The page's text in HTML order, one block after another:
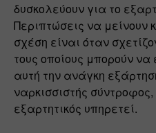
δυσκολεύουν για το
Περιπτώσεις να μείνουν
σχέση είναι όταν
τους οποίους μπορούν
αυτή την ανάγκη
ναρκισσιστής σύντροφος,
εξαρτητικός υπηρετεί.